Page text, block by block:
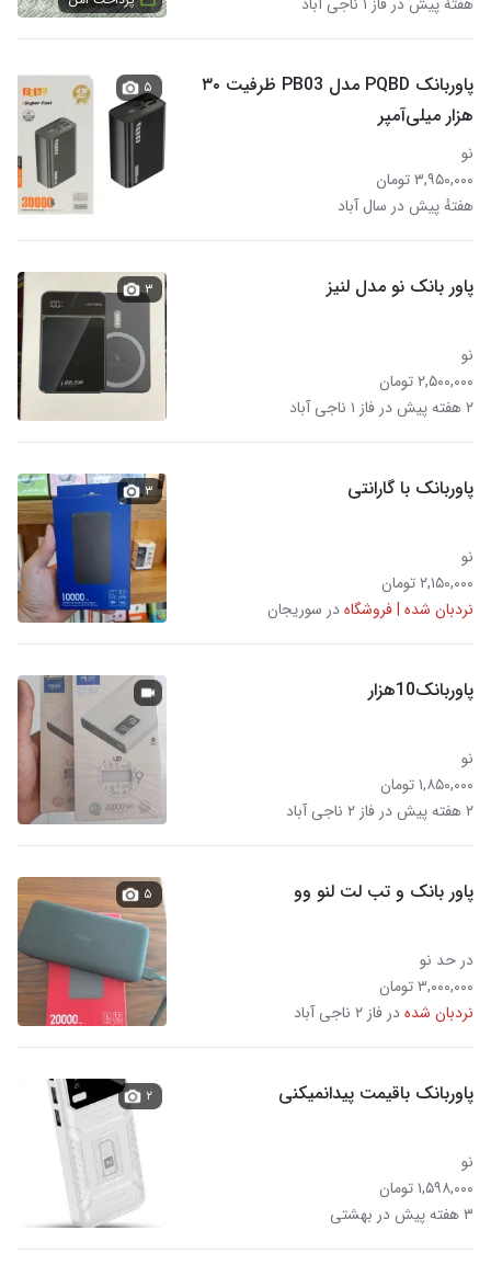
پاوربانک PQBD مدل PB03 ظرفیت ۳۰
هزار میلی‌آمپر
نو
۳,۹۵۰,۰۰۰ تومان
هفتهٔ پیش در سال آباد
۵
پاور بانک نو مدل لنیز
نو
۲,۵۰۰,۰۰۰ تومان
۲ هفته پیش در فاز ۱ ناجی آباد
۳
پاوربانک با گارانتی
نو
۲,۱۵۰,۰۰۰ تومان
نردبان شده | فروشگاهدر سوریجان
۳
پاوربانک10هزار
نو
۱,۸۵۰,۰۰۰ تومان
۲ هفته پیش در فاز ۲ ناجی آباد
پاور بانک و تب لت لنو وو
در حد نو
۳,۰۰۰,۰۰۰ تومان
نردبان شدهدر فاز ۲ ناجی آباد
۵
پاوربانک باقیمت پیدانمیکنی
نو
۱,۵۹۸,۰۰۰ تومان
۳ هفته پیش در بهشتی
۲